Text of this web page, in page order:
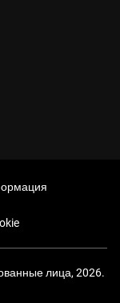
лица, 2026.